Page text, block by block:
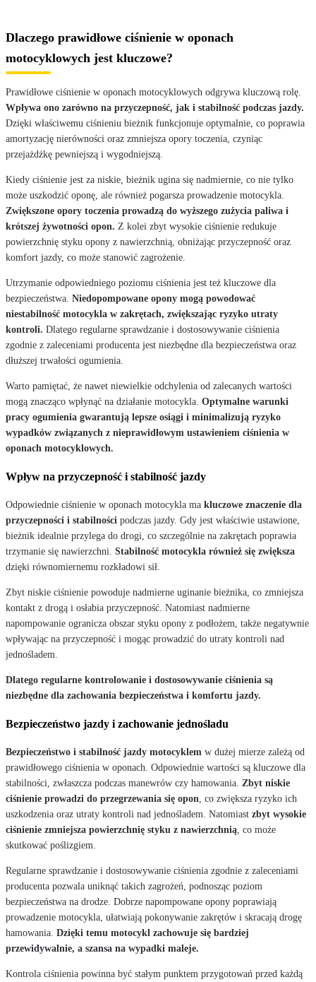
Dlaczego prawidłowe ciśnienie w oponach
motocyklowych jest kluczowe?
Prawidłowe ciśnienie w oponach motocyklowych odgrywa kluczową rolę.
Wpływa ono zarówno na przyczepność, jak i stabilność podczas jazdy.
Dzięki właściwemu ciśnieniu bieżnik funkcjonuje optymalnie, co poprawia
amortyzację nierówności oraz zmniejsza opory toczenia, czyniąc
przejażdżkę pewniejszą i wygodniejszą.
Kiedy ciśnienie jest za niskie, bieżnik ugina się nadmiernie, co nie tylko
może uszkodzić oponę, ale również pogarsza prowadzenie motocykla.
Zwiększone opory toczenia prowadzą do wyższego zużycia paliwa i
krótszej żywotności opon. Z kolei zbyt wysokie ciśnienie redukuje
powierzchnię styku opony z nawierzchnią, obniżając przyczepność oraz
komfort jazdy, co może stanowić zagrożenie.
Utrzymanie odpowiedniego poziomu ciśnienia jest też kluczowe dla
bezpieczeństwa. Niedopompowane opony mogą powodować
niestabilność motocykla w zakrętach, zwiększając ryzyko utraty
kontroli. Dlatego regularne sprawdzanie i dostosowywanie ciśnienia
zgodnie z zaleceniami producenta jest niezbędne dla bezpieczeństwa oraz
dłuższej trwałości ogumienia.
Warto pamiętać, że nawet niewielkie odchylenia od zalecanych wartości
mogą znacząco wpłynąć na działanie motocykla. Optymalne warunki
pracy ogumienia gwarantują lepsze osiągi i minimalizują ryzyko
wypadków związanych z nieprawidłowym ustawieniem ciśnienia w
oponach motocyklowych.
Wpływ na przyczepność i stabilność jazdy
Odpowiednie ciśnienie w oponach motocykla ma kluczowe znaczenie dla
przyczepności i stabilności podczas jazdy. Gdy jest właściwie ustawione,
bieżnik idealnie przylega do drogi, co szczególnie na zakrętach poprawia
trzymanie się nawierzchni. Stabilność motocykla również się zwiększa
dzięki równomiernemu rozkładowi sił.
Zbyt niskie ciśnienie powoduje nadmierne uginanie bieżnika, co zmniejsza
kontakt z drogą i osłabia przyczepność. Natomiast nadmierne
napompowanie ogranicza obszar styku opony z podłożem, także negatywnie
wpływając na przyczepność i mogąc prowadzić do utraty kontroli nad
jednośladem.
Dlatego regularne kontrolowanie i dostosowywanie ciśnienia są
niezbędne dla zachowania bezpieczeństwa i komfortu jazdy.
Bezpieczeństwo jazdy i zachowanie jednośladu
Bezpieczeństwo i stabilność jazdy motocyklem w dużej mierze zależą od
prawidłowego ciśnienia w oponach. Odpowiednie wartości są kluczowe dla
stabilności, zwłaszcza podczas manewrów czy hamowania. Zbyt niskie
ciśnienie prowadzi do przegrzewania się opon , co zwiększa ryzyko ich
uszkodzenia oraz utraty kontroli nad jednośladem. Natomiast zbyt wysokie
ciśnienie zmniejsza powierzchnię styku z nawierzchnią , co może
skutkować poślizgiem.
Regularne sprawdzanie i dostosowywanie ciśnienia zgodnie z zaleceniami
producenta pozwala uniknąć takich zagrożeń, podnosząc poziom
bezpieczeństwa na drodze. Dobrze napompowane opony poprawiają
prowadzenie motocykla, ułatwiają pokonywanie zakrętów i skracają drogę
hamowania. Dzięki temu motocykl zachowuje się bardziej
przewidywalnie, a szansa na wypadki maleje.
Kontrola ciśnienia powinna być stałym punktem przygotowań przed każdą